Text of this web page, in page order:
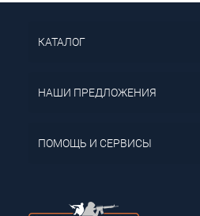
КАТАЛОГ
НАШИ ПРЕДЛОЖЕНИЯ
ПОМОЩЬ И СЕРВИСЫ